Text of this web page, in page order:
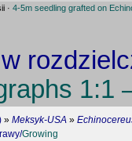
· 4-5m seedling grafted on
» Meksyk-USA »
Growing